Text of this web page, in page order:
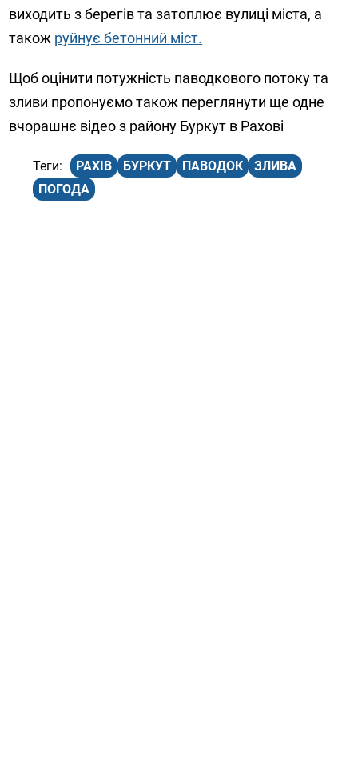
виходить з берегів та затоплює вулиці міста, а
також руйнує бетонний міст.
Щоб оцінити потужність паводкового потоку та
зливи пропонуємо також переглянути ще одне
вчорашнє відео з району Буркут в Рахові
РАХІВ БУРКУТ ПАВОДОК
ЗЛИВА
ПОГОДА